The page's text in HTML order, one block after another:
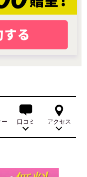
ー 口コミ アクセス